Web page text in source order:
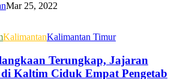
Mar 25, 2022
KalimantanKalimantan Timur
Terungkap, Jajaran
Kaltim Ciduk Empat Pengetab